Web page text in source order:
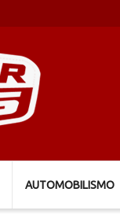
AUTOMOBILISMO